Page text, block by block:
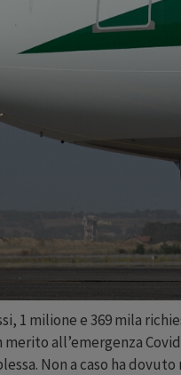
1 milione e 369 mila
all’emergenza
Non a caso ha